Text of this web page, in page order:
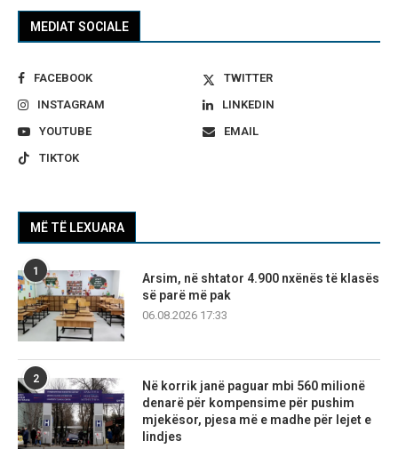
MEDIAT SOCIALE
FACEBOOK
TWITTER
INSTAGRAM
LINKEDIN
YOUTUBE
EMAIL
TIKTOK
MË TË LEXUARA
1
Arsim, në shtator 4.900 nxënës të klasës
së parë më pak
06.08.2026 17:33
2
Në korrik janë paguar mbi 560 milionë
denarë për kompensime për pushim
mjekësor, pjesa më e madhe për lejet e
lindjes